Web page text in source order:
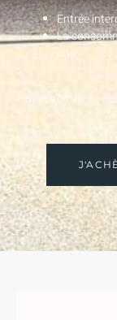
Entrée
La
ans.
Billets en vente